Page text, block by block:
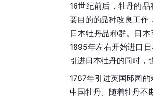
16世纪前后，牡丹的
要目的的品种改良工作
日本牡丹品种群。日
1895年左右开始进口
引进日本牡丹的同时，
1787年引进英国邱园的
中国牡丹。随着牡丹不